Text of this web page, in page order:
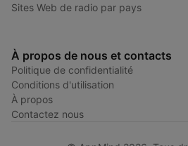
Sites Web de radio par pays
À propos de nous et contacts
Politique de confidentialité
Conditions d'utilisation
À propos
Contactez nous